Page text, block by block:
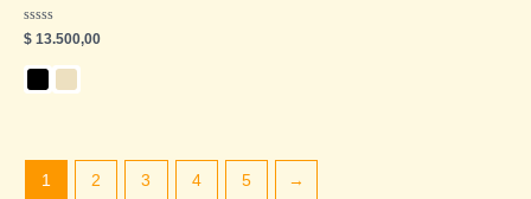
Valorado
en
de
5
$ 13.500,00
1 2 3 4 5 →